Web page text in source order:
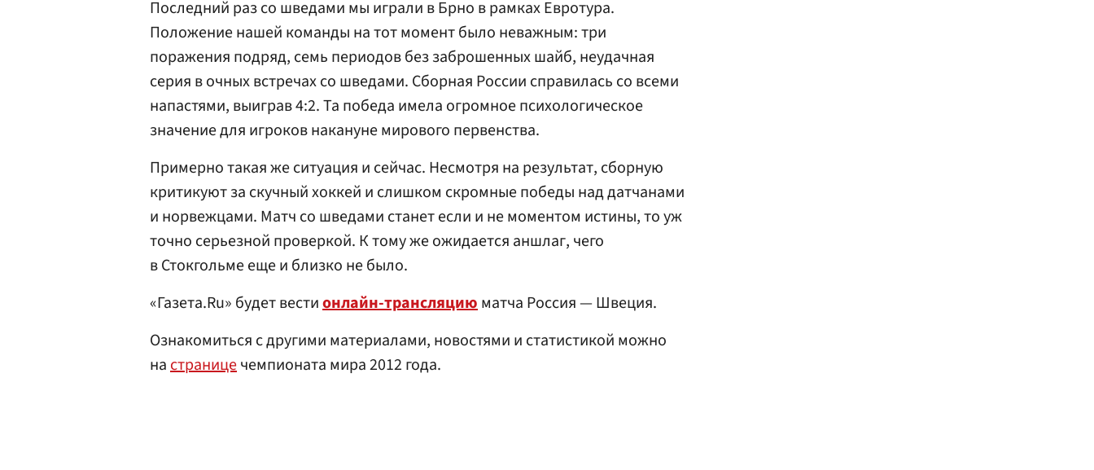
Последний раз со шведами мы играли в Брно в рамках Евротура.
Положение нашей команды на тот момент было неважным: три
поражения подряд, семь периодов без заброшенных шайб, неудачная
серия в очных встречах со шведами. Сборная России справилась со всеми
напастями, выиграв 4:2. Та победа имела огромное психологическое
значение для игроков накануне мирового первенства.
Примерно такая же ситуация и сейчас. Несмотря на результат, сборную
критикуют за скучный хоккей и слишком скромные победы над датчанами
и норвежцами. Матч со шведами станет если и не моментом истины, то уж
точно серьезной проверкой. К тому же ожидается аншлаг, чего
в Стокгольме еще и близко не было.
«Газета.Ru» будет вестионлайн-трансляциюматча Россия — Швеция.
Ознакомиться с другими материалами, новостями и статистикой можно
настраницечемпионата мира 2012 года.